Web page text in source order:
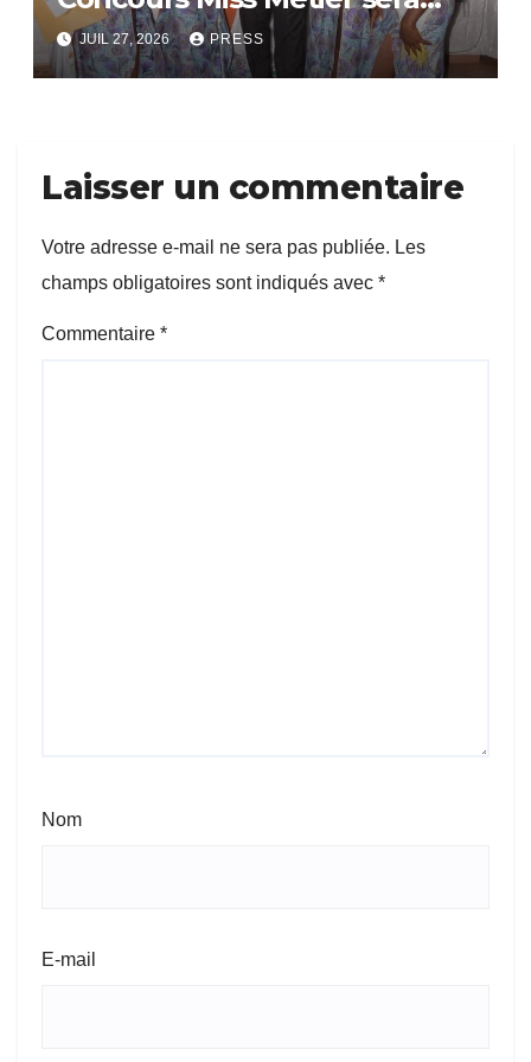
bientôt lance.
JUIL 27, 2026 PRESS
Laisser un commentaire
Votre adresse e-mail ne sera pas publiée. Les
champs obligatoires sont indiqués avec *
Commentaire *
Nom
E-mail